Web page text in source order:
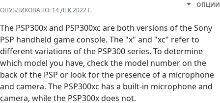
ОПУБЛИКОВАНО: 14 ДЕК 2022 Г.
ОПЦИИ
The PSP300x and PSP300xc are both versions of the Sony
PSP handheld game console. The "x" and "xc" refer to
different variations of the PSP300 series. To determine
which model you have, check the model number on the
back of the PSP or look for the presence of a microphone
and camera. The PSP300xc has a built-in microphone and
camera, while the PSP300x does not.